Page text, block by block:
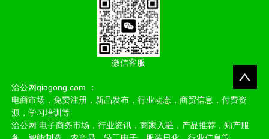
微信客服
洽公网qiagong.com ：
电商市场，免费注册，新品发布，行业动态，商贸信息，付费资
源，学习培训等
洽公网 电子商务市场，行业资讯，商家入驻，产品推荐，知产服